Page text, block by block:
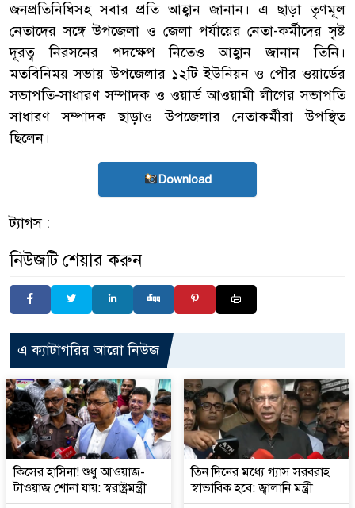
জনপ্রতিনিধিসহ সবার প্রতি আহ্বান জানান। এ ছাড়া তৃণমূল
নেতাদের সঙ্গে উপজেলা ও জেলা পর্যায়ের নেতা-কর্মীদের সৃষ্ট
দূরত্ব নিরসনের পদক্ষেপ নিতেও আহ্বান জানান তিনি।
মতবিনিময় সভায় উপজেলার ১২টি ইউনিয়ন ও পৌর ওয়ার্ডের
সভাপতি-সাধারণ সম্পাদক ও ওয়ার্ড আওয়ামী লীগের সভাপতি
সাধারণ সম্পাদক ছাড়াও উপজেলার নেতাকর্মীরা উপস্থিত
ছিলেন।
Download
ট্যাগস :
নিউজটি শেয়ার করুন
এ ক্যাটাগরির আরো নিউজ
কিসের হাসিনা! শুধু আওয়াজ-
টাওয়াজ শোনা যায়: স্বরাষ্ট্রমন্ত্রী
তিন দিনের মধ্যে গ্যাস সরবরাহ
স্বাভাবিক হবে: জ্বালানি মন্ত্রী